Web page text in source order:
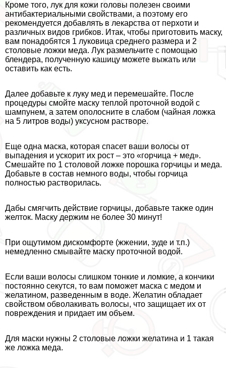
Кроме того, лук для кожи головы полезен своими
антибактериальными свойствами, а поэтому его
рекомендуется добавлять в лекарства от перхоти и
различных видов грибков. Итак, чтобы приготовить маску,
вам понадобятся 1 луковица среднего размера и 2
столовые ложки меда. Лук размельчите с помощью
блендера, полученную кашицу можете выжать или
оставить как есть.
Далее добавьте к луку мед и перемешайте. После
процедуры смойте маску теплой проточной водой с
шампунем, а затем ополосните в слабом (чайная ложка
на 5 литров воды) уксусном растворе.
Еще одна маска, которая спасет ваши волосы от
выпадения и ускорит их рост – это «горчица + мед».
Смешайте по 1 столовой ложке порошка горчицы и меда.
Добавьте в состав немного воды, чтобы горчица
полностью растворилась.
Дабы смягчить действие горчицы, добавьте также один
желток. Маску держим не более 30 минут!
При ощутимом дискомфорте (жжении, зуде и т.п.)
немедленно смывайте маску проточной водой.
Если ваши волосы слишком тонкие и ломкие, а кончики
постоянно секутся, то вам поможет маска с медом и
желатином, разведенным в воде. Желатин обладает
свойством обволакивать волосы, что защищает их от
повреждения и придает им объем.
Для маски нужны 2 столовые ложки желатина и 1 такая
же ложка меда.